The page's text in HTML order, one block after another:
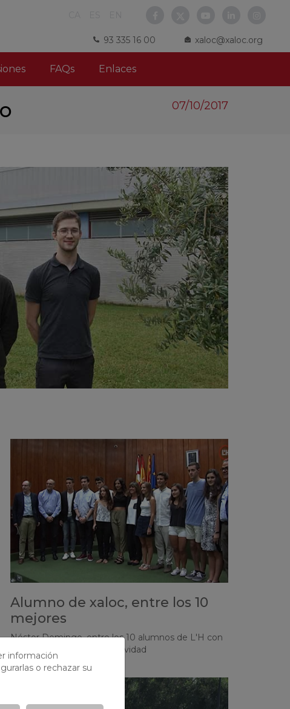
93 335 16 00 xaloc@xaloc.org
FAQs Enlaces
07/10/2017
Alumno de xaloc, entre los 10
mejores
Néstor Domingo, entre los 10 alumnos de L'H con
mejores notas en la Selectividad
información
o rechazar su